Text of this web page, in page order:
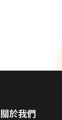
關於我們